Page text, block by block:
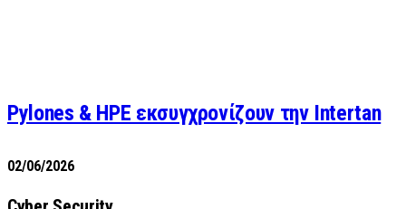
Pylones & HPE εκσυγχρονίζουν την Intertan
02/06/2026